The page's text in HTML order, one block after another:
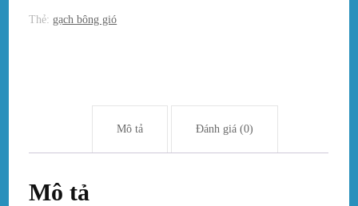
Thẻ: gạch bông gió
Mô tả Đánh giá (0)
Mô tả